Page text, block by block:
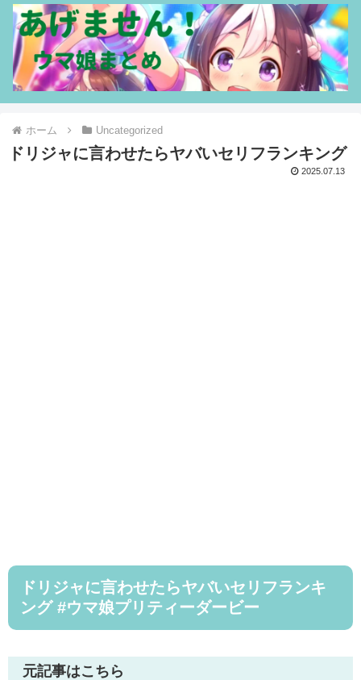
ホーム Uncategorized
ドリジャに言わせたらヤバいセリフランキング
2025.07.13
ドリジャに言わせたらヤバいセリフランキ
ング #ウマ娘プリティーダービー
元記事はこちら